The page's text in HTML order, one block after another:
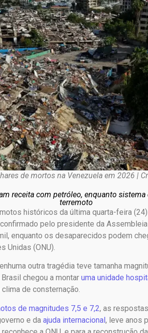
de mortos na Venezuela em 2026 |
receita com petróleo, enquanto
terremoto
históricos da última quarta-feira
confirmado pelo presidente da
enquanto os desaparecidos podem
Unidas (ONU).
outra tragédia teve tamanha
chegou a montar uma unidade
de consternação.
de magnitudes 7,5 e 7,2, as
e da ajuda internacional, leve anos